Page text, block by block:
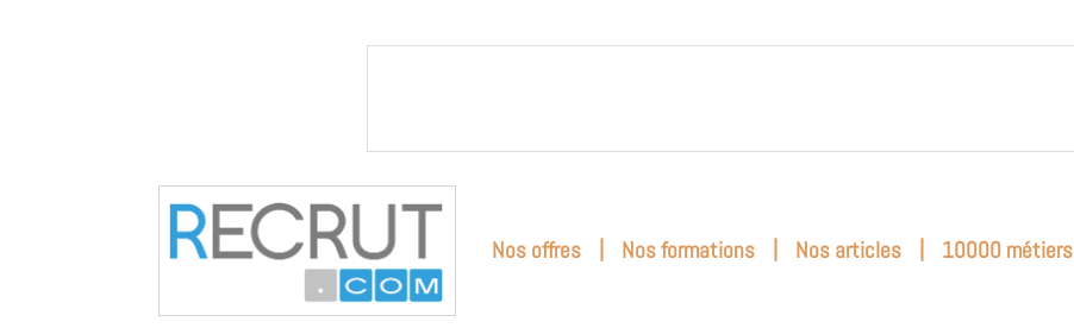
Nos offres | Nos formations | Nos articles | 10000 métiers